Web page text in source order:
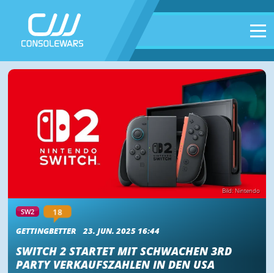
Bild: Nintendo
SW2 18
GETTINGBETTER 23. JUN. 2025 16:44
SWITCH 2 STARTET MIT SCHWACHEN 3RD
PARTY VERKAUFSZAHLEN IN DEN USA